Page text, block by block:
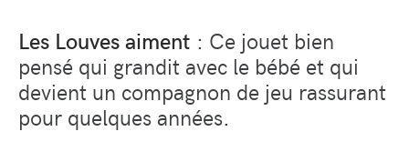
Les Louves aiment : Ce jouet bien
pensé qui grandit avec le bébé et qui
devient un compagnon de jeu rassurant
pour quelques années.